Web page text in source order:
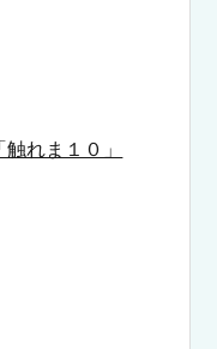
れま１０」